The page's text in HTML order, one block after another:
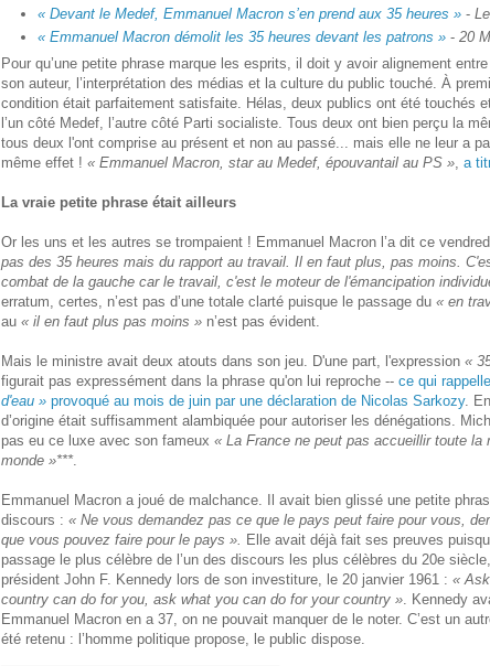
« Devant le Medef, Emmanuel Macron s’en prend aux 35 heures » ‑
« Emmanuel Macron démolit les 35 heures devant les patrons » ‑ 20
Pour qu’une petite phrase marque les esprits, il doit y avoir alignement
son auteur, l’interprétation des médias et la culture du public touché. À
condition était parfaitement satisfaite. Hélas, deux publics ont été touchés
l’un côté Medef, l’autre côté Parti socialiste. Tous deux ont bien perçu la
tous deux l'ont comprise au présent et non au passé... mais elle ne leur a
même effet ! « Emmanuel Macron, star au Medef, épouvantail au PS », a
La vraie petite phrase était ailleurs
Or les uns et les autres se trompaient ! Emmanuel Macron l’a dit ce
pas des 35 heures mais du rapport au travail. Il en faut plus, pas moins.
combat de la gauche car le travail, c'est le moteur de l'émancipation
erratum, certes, n’est pas d’une totale clarté puisque le passage du « en
au « il en faut plus pas moins » n’est pas évident.
Mais le ministre avait deux atouts dans son jeu. D'une part, l'expression «
figurait pas expressément dans la phrase qu'on lui reproche -- ce qui
d'eau » provoqué au mois de juin par une déclaration de Nicolas Sarkozy.
d’origine était suffisamment alambiquée pour autoriser les dénégations.
pas eu ce luxe avec son fameux « La France ne peut pas accueillir toute la
monde »***.
Emmanuel Macron a joué de malchance. Il avait bien glissé une petite
discours : « Ne vous demandez pas ce que le pays peut faire pour vous,
que vous pouvez faire pour le pays ». Elle avait déjà fait ses preuves
passage le plus célèbre de l’un des discours les plus célèbres du 20e
président John F. Kennedy lors de son investiture, le 20 janvier 1961 : «
country can do for you, ask what you can do for your country ». Kennedy
Emmanuel Macron en a 37, on ne pouvait manquer de le noter. C’est un
été retenu : l’homme politique propose, le public dispose.